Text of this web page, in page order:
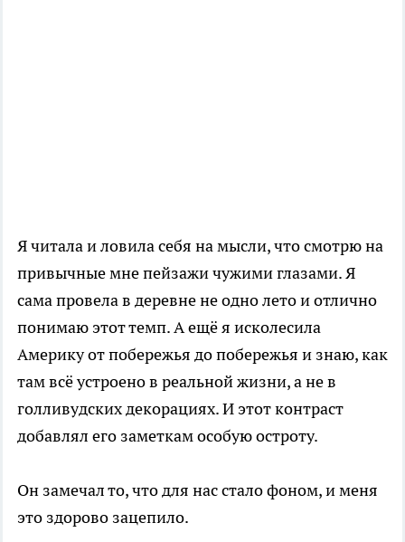
Я читала и ловила себя на мысли, что смотрю на
привычные мне пейзажи чужими глазами. Я
сама провела в деревне не одно лето и отлично
понимаю этот темп. А ещё я исколесила
Америку от побережья до побережья и знаю, как
там всё устроено в реальной жизни, а не в
голливудских декорациях. И этот контраст
добавлял его заметкам особую остроту.
Он замечал то, что для нас стало фоном, и меня
это здорово зацепило.